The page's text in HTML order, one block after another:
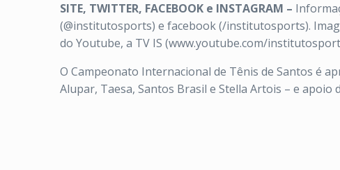
SITE, TWITTER, FACEBOOK e INSTAGRAM –
(@institutosports) e facebook (/institutosports).
do Youtube, a TV IS (www.youtube.com/
O Campeonato Internacional de Tênis de Santos é
Alupar, Taesa, Santos Brasil e Stella Artois – e